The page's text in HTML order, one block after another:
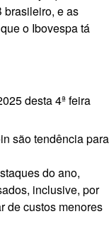
brasileiro, e as
o Ibovespa tá
desta 4ª feira
são tendência para
do ano,
inclusive, por
de custos menores